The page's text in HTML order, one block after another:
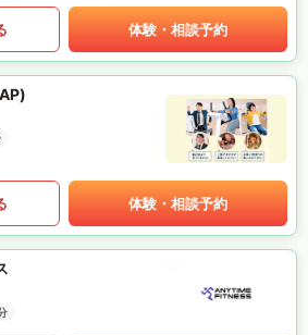
体験・相談予約
体験・相談予約